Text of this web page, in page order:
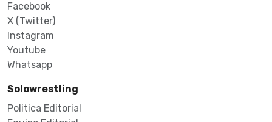
Facebook
X (Twitter)
Instagram
Youtube
Whatsapp
Solowrestling
Politica Editorial